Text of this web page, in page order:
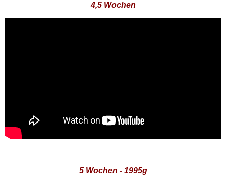
4,5 Wochen
5 Wochen - 1995g